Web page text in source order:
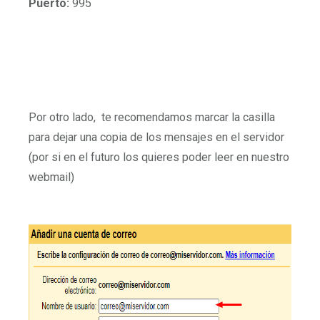
Puerto: 995
Por otro lado, te recomendamos marcar la casilla
para dejar una copia de los mensajes en el servidor
(por si en el futuro los quieres poder leer en nuestro
webmail)